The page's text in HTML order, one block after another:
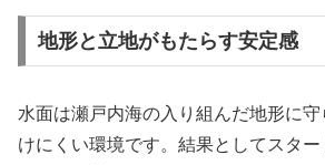
地形と立地がもたらす安定感
水面は瀬戸内海の入り組んだ地形に
けにくい環境です。結果としてスタ